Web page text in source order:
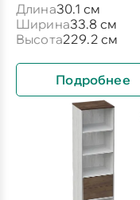
Длина30.1 см
Ширина33.8 см
Высота229.2 см
Подробнее